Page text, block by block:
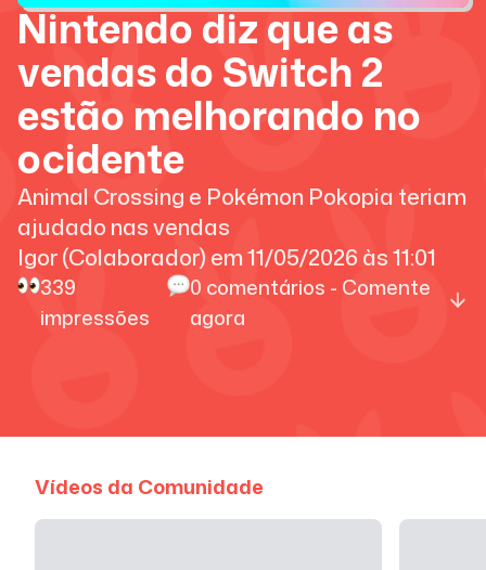
Nintendo diz que as
vendas do Switch 2
estão melhorando no
ocidente
Animal Crossing e Pokémon Pokopia teriam
ajudado nas vendas
Igor (Colaborador) em11/05/2026 às11:01
339
impressões
0 comentários - Comente
agora
Vídeos da Comunidade